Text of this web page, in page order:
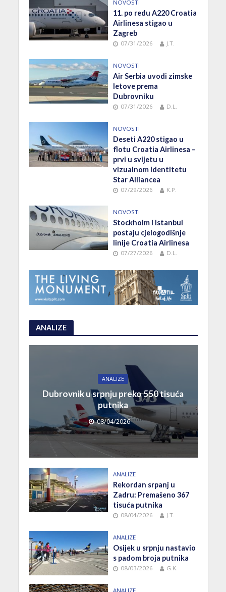
NOVOSTI
11. po redu A220 Croatia
Airlinesa stigao u
Zagreb
07/31/2026 J.T.
NOVOSTI
Air Serbia uvodi zimske
letove prema
Dubrovniku
07/31/2026 D.L.
NOVOSTI
Deseti A220 stigao u
flotu Croatia Airlinesa –
prvi u svijetu u
vizualnom identitetu
Star Alliancea
07/29/2026 K.P.
NOVOSTI
Stockholm i Istanbul
postaju cjelogodišnje
linije Croatia Airlinesa
07/27/2026 D.L.
ANALIZE
ANALIZE
Dubrovnik u srpnju preko 550 tisuća
putnika
08/04/2026
ANALIZE
Rekordan srpanj u
Zadru: Premašeno 367
tisuća putnika
08/04/2026 J.T.
ANALIZE
Osijek u srpnju nastavio
s padom broja putnika
08/03/2026 G.K.
ANALIZE